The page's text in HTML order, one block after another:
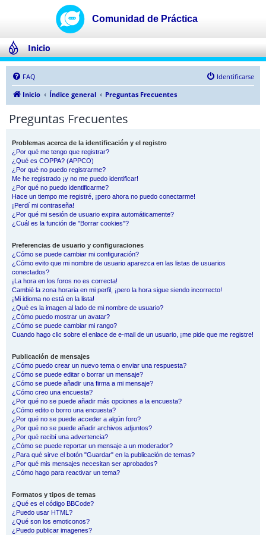
Inicio
FAQ
Identificarse
Inicio
Índice general Preguntas Frecuentes
Preguntas Frecuentes
Problemas acerca de la identificación y el registro
¿Por qué me tengo que registrar?
¿Qué es COPPA? (APPCO)
¿Por qué no puedo registrarme?
Me he registrado ¡y no me puedo identificar!
¿Por qué no puedo identificarme?
Hace un tiempo me registré, ¡pero ahora no puedo conectarme!
¡Perdí mi contraseña!
¿Por qué mi sesión de usuario expira automáticamente?
¿Cuál es la función de "Borrar cookies"?
Preferencias de usuario y configuraciones
¿Cómo se puede cambiar mi configuración?
¿Cómo evito que mi nombre de usuario aparezca en las listas de usuarios
conectados?
¡La hora en los foros no es correcta!
Cambié la zona horaria en mi perfil, ¡pero la hora sigue siendo incorrecto!
¡Mi idioma no está en la lista!
¿Qué es la imagen al lado de mi nombre de usuario?
¿Cómo puedo mostrar un avatar?
¿Cómo se puede cambiar mi rango?
Cuando hago clic sobre el enlace de e-mail de un usuario, ¡me pide que me registre!
Publicación de mensajes
¿Cómo puedo crear un nuevo tema o enviar una respuesta?
¿Cómo se puede editar o borrar un mensaje?
¿Cómo se puede añadir una firma a mi mensaje?
¿Cómo creo una encuesta?
¿Por qué no se puede añadir más opciones a la encuesta?
¿Cómo edito o borro una encuesta?
¿Por qué no se puede acceder a algún foro?
¿Por qué no se puede añadir archivos adjuntos?
¿Por qué recibí una advertencia?
¿Cómo se puede reportar un mensaje a un moderador?
¿Para qué sirve el botón "Guardar" en la publicación de temas?
¿Por qué mis mensajes necesitan ser aprobados?
¿Cómo hago para reactivar un tema?
Formatos y tipos de temas
¿Qué es el código BBCode?
¿Puedo usar HTML?
¿Qué son los emoticonos?
¿Puedo publicar imagenes?